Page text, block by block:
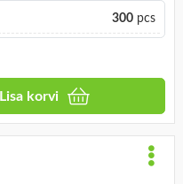
300pcs
Lisa korvi